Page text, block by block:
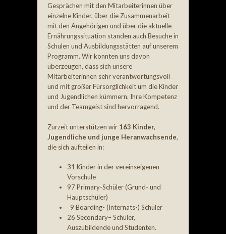
Gesprächen mit den Mitarbeiterinnen über
einzelne Kinder, über die Zusammenarbeit
mit den Angehörigen und über die aktuelle
Ernährungssituation standen auch Besuche in
Schulen und Ausbildungsstätten auf unserem
Programm. Wir konnten uns davon
überzeugen, dass sich unsere
Mitarbeiterinnen sehr verantwortungsvoll
und mit großer Fürsorglichkeit um die Kinder
und Jugendlichen kümmern. Ihre Kompetenz
und der Teamgeist sind hervorragend.
Zurzeit unterstützen wir 163 Kinder,
Jugendliche und junge Heranwachsende,
die sich aufteilen in:
31 Kinder in der vereinseigenen
Vorschule
97 Primary-Schüler (Grund- und
Hauptschüler)
9 Boarding- (Internats-) Schüler
26 Secondary– Schüler,
Auszubildende und Studenten.